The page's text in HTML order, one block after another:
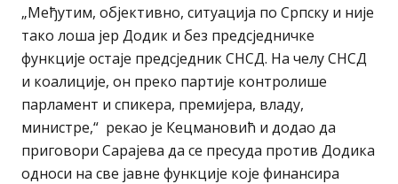
„Међутим, објективно, ситуација по Српску и није
тако лоша јер Додик и без предсједничке
функције остаје предсједник СНСД. На челу СНСД
и коалиције, он преко партије контролише
парламент и спикера, премијера, владу,
министре,“ рекао је Кецмановић и додао да
приговори Сарајева да се пресуда против Додика
односи на све јавне функције које финансира